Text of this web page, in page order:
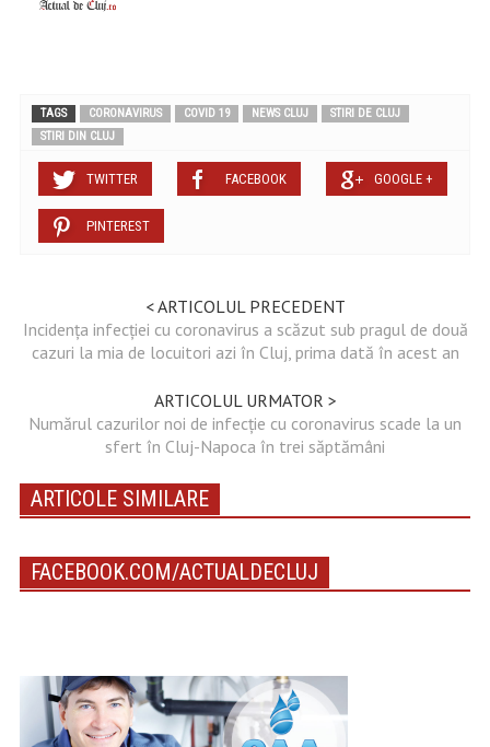
TAGS CORONAVIRUS COVID 19 NEWS CLUJ
STIRI DE CLUJ
STIRI DIN CLUJ
TWITTER FACEBOOK GOOGLE +
PINTEREST
< ARTICOLUL PRECEDENT
Incidența infecției cu coronavirus a scăzut sub pragul de două
cazuri la mia de locuitori azi în Cluj, prima dată în acest an
ARTICOLUL URMATOR >
Numărul cazurilor noi de infecție cu coronavirus scade la un
sfert în Cluj-Napoca în trei săptămâni
ARTICOLE SIMILARE
FACEBOOK.COM/ACTUALDECLUJ